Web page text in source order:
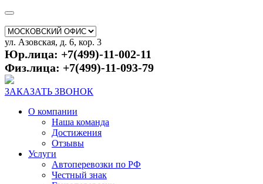
ул. Азовская, д. 6, кор. 3
Юр.лица: +7(499)-11-002-11
Физ.лица: +7(499)-11-093-79
ЗАКАЗАТЬ ЗВОНОК
О компании
Наша команда
Достижения
Отзывы
Услуги
Автоперевозки по РФ
Честный знак